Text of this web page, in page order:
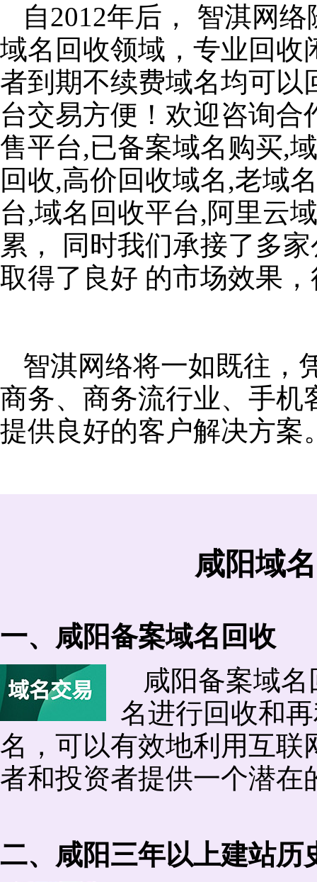
自2012年后， 智淇网
域名回收领域，专业回收
者到期不续费域名均可以
台交易方便！欢迎咨询
售平台,已备案域名购买,
回收,高价回收域名,老域
台,域名回收平台,阿里云
累， 同时我们承接了多
取得了良好 的市场效果
智淇网络将一如既往，
商务、商务流行业、手机
提供良好的客户解决方案
咸阳域
一、咸阳备案域名回收
咸阳备案域
名进行回收和
名，可以有效地利用互联
者和投资者提供一个潜在
二、咸阳三年以上建站历